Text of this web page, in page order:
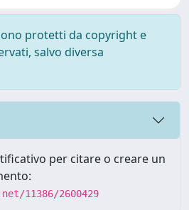
protetti da copyright e
salvo diversa
per citare o creare un
11386/2600429